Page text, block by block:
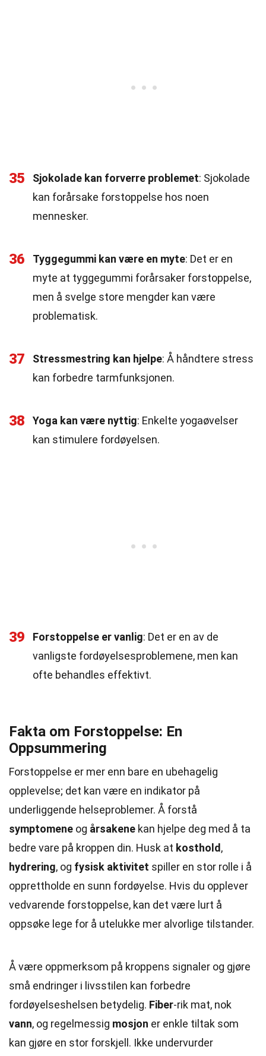
35 Sjokolade kan forverre problemet: Sjokolade
kan forårsake forstoppelse hos noen
mennesker.
36 Tyggegummi kan være en myte: Det er en
myte at tyggegummi forårsaker forstoppelse,
men å svelge store mengder kan være
problematisk.
37 Stressmestring kan hjelpe: Å håndtere stress
kan forbedre tarmfunksjonen.
38 Yoga kan være nyttig: Enkelte yogaøvelser
kan stimulere fordøyelsen.
39 Forstoppelse er vanlig: Det er en av de
vanligste fordøyelsesproblemene, men kan
ofte behandles effektivt.
Fakta om Forstoppelse: En
Oppsummering
Forstoppelse er mer enn bare en ubehagelig
opplevelse; det kan være en indikator på
underliggende helseproblemer. Å forstå
symptomene og årsakene kan hjelpe deg med å ta
bedre vare på kroppen din. Husk at kosthold ,
hydrering, og fysisk aktivitet spiller en stor rolle i å
opprettholde en sunn fordøyelse. Hvis du opplever
vedvarende forstoppelse, kan det være lurt å
oppsøke lege for å utelukke mer alvorlige tilstander.
Å være oppmerksom på kroppens signaler og gjøre
små endringer i livsstilen kan forbedre
fordøyelseshelsen betydelig. Fiber-rik mat, nok
vann, og regelmessig mosjon er enkle tiltak som
kan gjøre en stor forskjell. Ikke undervurder